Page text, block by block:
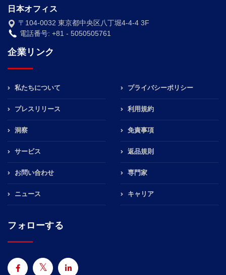
日本オフィス
〒104-0032 東京都中央区八丁堀4-4-4 3F
電話番号: +81 - 5050505761
企業リンク
私たちについて
プレスリリース
洞察
サービス
お問い合わせ
ニュース
プライバシーポリシー
利用規約
免責事項
返品規則
専門家
キャリア
フォローする